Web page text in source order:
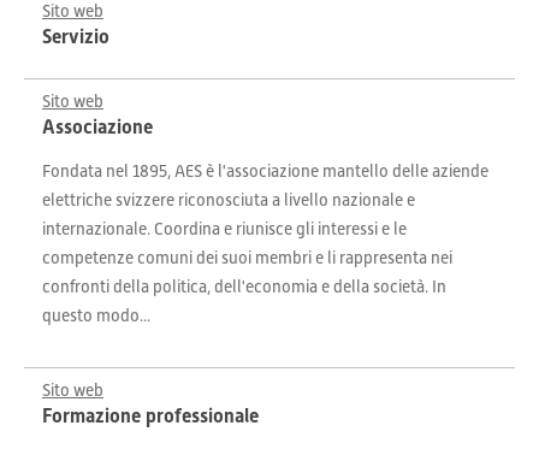
Sito web
Servizio
Sito web
Associazione
Fondata nel 1895, AES è l'associazione mantello delle aziende
elettriche svizzere riconosciuta a livello nazionale e
internazionale. Coordina e riunisce gli interessi e le
competenze comuni dei suoi membri e li rappresenta nei
confronti della politica, dell'economia e della società. In
questo modo...
Sito web
Formazione professionale